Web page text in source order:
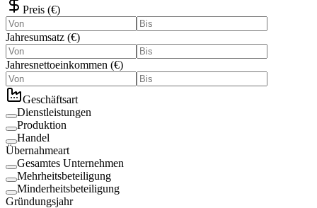
Preis (€)
Jahresumsatz (€)
Jahresnettoeinkommen (€)
Geschäftsart
Dienstleistungen
Produktion
Handel
Übernahmeart
Gesamtes Unternehmen
Mehrheitsbeteiligung
Minderheitsbeteiligung
Gründungsjahr